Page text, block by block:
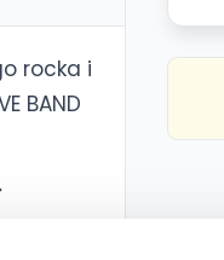
rocka i
BAND
i glam